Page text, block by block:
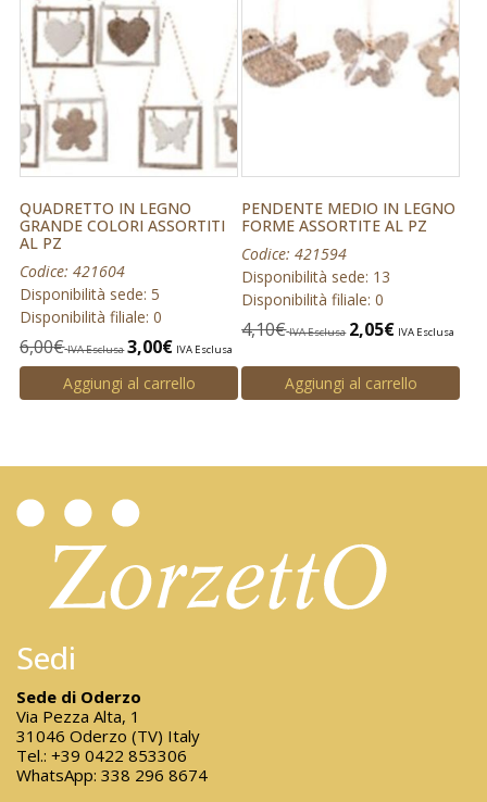
QUADRETTO IN LEGNO
GRANDE COLORI ASSORTITI
AL PZ
Codice: 421604
Disponibilità sede: 5
Disponibilità filiale: 0
6,00€ IVA Esclusa 3,00€ IVA Esclusa
Aggiungi al carrello
PENDENTE MEDIO IN LEGNO
FORME ASSORTITE AL PZ
Codice: 421594
Disponibilità sede: 13
Disponibilità filiale: 0
4,10€ IVA Esclusa 2,05€ IVA Esclusa
Aggiungi al carrello
Sedi
Sede di Oderzo
Via Pezza Alta, 1
31046 Oderzo (TV) Italy
Tel.: +39 0422 853306
WhatsApp: 338 296 8674